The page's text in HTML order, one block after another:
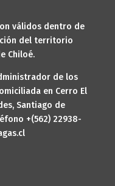
válidos dentro de
del territorio
Chiloé.
de los
en Cerro El
Santiago de
+(562) 22938-